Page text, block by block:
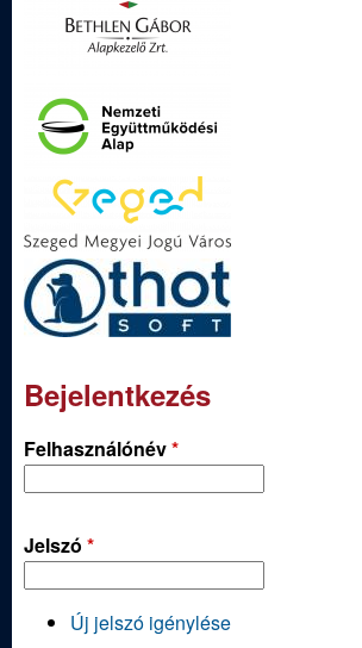
Bejelentkezés
Felhasználónév*
Jelszó *
Új jelszó igénylése